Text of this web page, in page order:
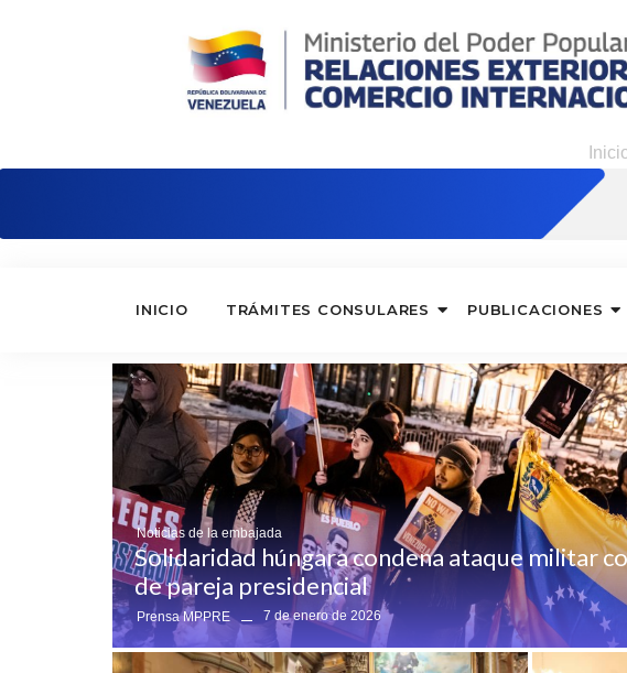
INICIO TRÁMITES CONSULARES PUBLICACIONES
Noticias de la embajada
Solidaridad húngara condena ataque militar
de pareja presidencial
Prensa MPPRE 7 de enero de 2026